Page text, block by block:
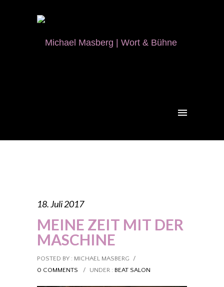
18. Juli 2017
MEINE ZEIT MIT DER
MASCHINE
POSTED BY : MICHAEL MASBERG
/
0 COMMENTS
/ UNDER : BEAT SALON